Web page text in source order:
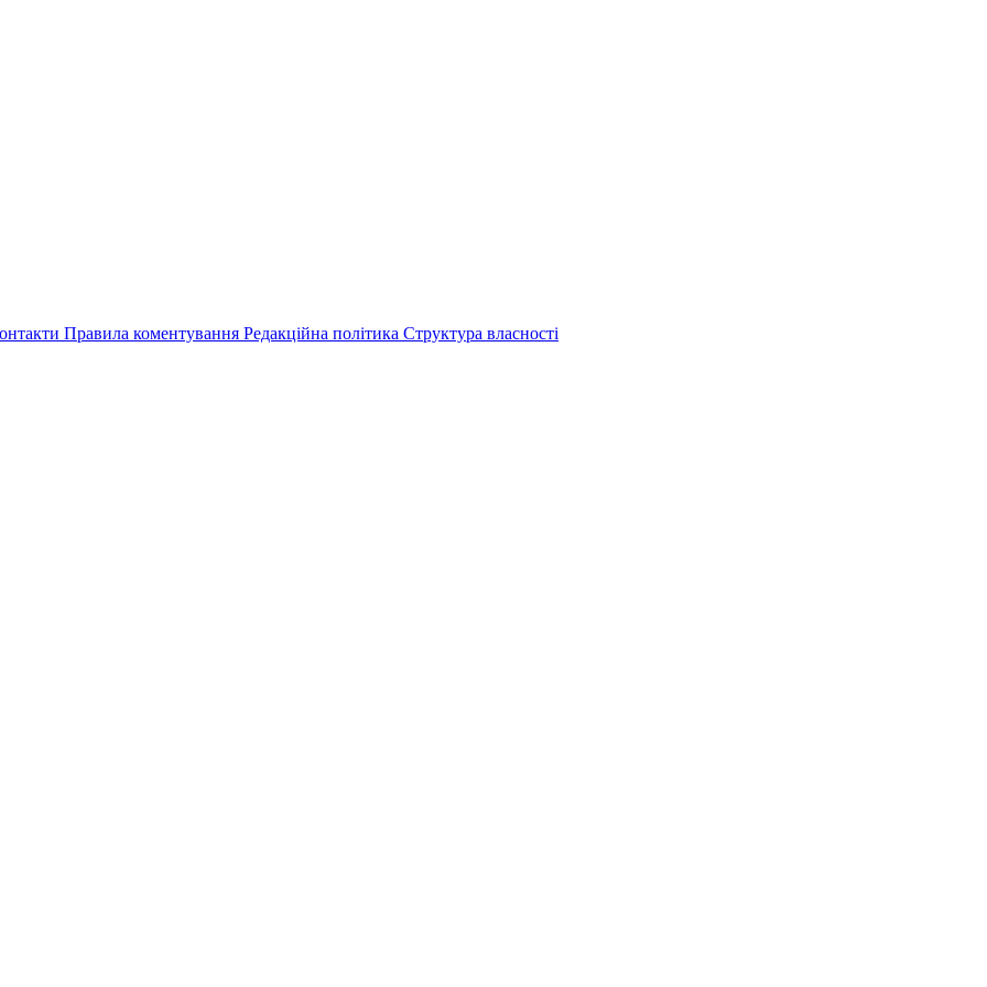
Правила коментування Редакційна політика Структура власності